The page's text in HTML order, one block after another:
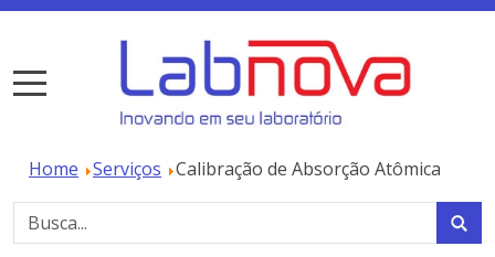
Home Serviços Calibração de Absorção Atômica